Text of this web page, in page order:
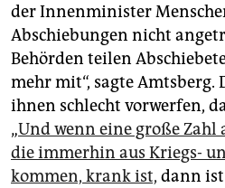
der Innenminister
Abschiebungen nicht
Behörden teilen
mehr mit“, sagte Amtsberg.
ihnen schlecht vorwerfen,
„Und wenn eine große Zahl
die immerhin aus Kriegs-
kommen, krank ist, dann